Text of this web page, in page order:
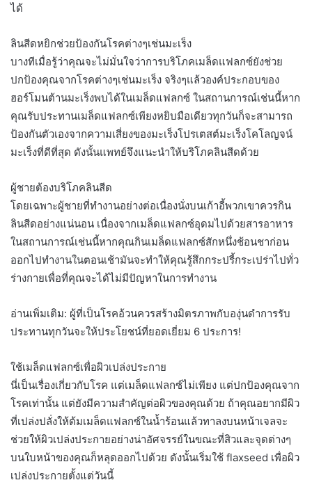
ได้
ลินสีดหยิกช่วยป้องกันโรคต่างๆเช่นมะเร็ง
บางทีเมื่อรู้ว่าคุณจะไม่มั่นใจว่าการบริโภคเมล็ดแฟลกซ์ยังช่วย
ปกป้องคุณจากโรคต่างๆเช่นมะเร็ง จริงๆแล้วองค์ประกอบของ
ฮอร์โมนต้านมะเร็งพบได้ในเมล็ดแฟลกซ์ ในสถานการณ์เช่นนี้หาก
คุณรับประทานเมล็ดแฟลกซ์เพียงหยิบมือเดียวทุกวันก็จะสามารถ
ป้องกันตัวเองจากความเสี่ยงของมะเร็งโปรเตสต์มะเร็งโคโลญจน์
มะเร็งที่ดีที่สุด ดังนั้นแพทย์จึงแนะนำให้บริโภคลินสีดด้วย
ผู้ชายต้องบริโภคลินสีด
โดยเฉพาะผู้ชายที่ทำงานอย่างต่อเนื่องนั่งบนเก้าอี้พวกเขาควรกิน
ลินสีดอย่างแน่นอน เนื่องจากเมล็ดแฟลกซ์อุดมไปด้วยสารอาหาร
ในสถานการณ์เช่นนี้หากคุณกินเมล็ดแฟลกซ์สักหนึ่งช้อนชาก่อน
ออกไปทำงานในตอนเช้ามันจะทำให้คุณรู้สึกกระปรี้กระเปร่าไปทั่ว
ร่างกายเพื่อที่คุณจะได้ไม่มีปัญหาในการทำงาน
อ่านเพิ่มเติม: ผู้ที่เป็นโรคอ้วนควรสร้างมิตรภาพกับองุ่นดำการรับ
ประทานทุกวันจะให้ประโยชน์ที่ยอดเยี่ยม 6 ประการ!
ใช้เมล็ดแฟลกซ์เพื่อผิวเปล่งประกาย
นี่เป็นเรื่องเกี่ยวกับโรค แต่เมล็ดแฟลกซ์ไม่เพียง แต่ปกป้องคุณจาก
โรคเท่านั้น แต่ยังมีความสำคัญต่อผิวของคุณด้วย ถ้าคุณอยากมีผิว
ที่เปล่งปลั่งให้ต้มเมล็ดแฟลกซ์ในน้ำร้อนแล้วทาลงบนหน้าเจลจะ
ช่วยให้ผิวเปล่งประกายอย่างน่าอัศจรรย์ในขณะที่สิวและจุดต่างๆ
บนใบหน้าของคุณก็หลุดออกไปด้วย ดังนั้นเริ่มใช้ flaxseed เพื่อผิว
เปล่งประกายตั้งแต่วันนี้